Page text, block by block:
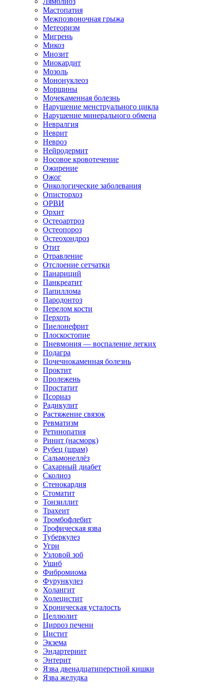
Мастопатия
Межпозвоночная грыжа
Метеоризм
Мигрень
Микоз
Миозит
Миокардит
Мозоль
Мононуклеоз
Морщины
Мочекаменная болезнь
Нарушение менструального цикла
Нарушение минерального обмена
Невралгия
Неврит
Невроз
Нейродермит
Носовое кровотечение
Ожирение
Ожог
Онкологические заболевания
Описторхоз
ОРВИ
Орхит
Остеоартроз
Остеопороз
Остеохондроз
Отит
Отравление
Отслоение сетчатки
Панариций
Панкреатит
Папиллома
Пародонтоз
Перелом кости
Перхоть
Пиелонефрит
Плоскостопие
Пневмония — воспаление легких
Подагра
Почечнокаменная болезнь
Проктит
Пролежень
Простатит
Псориаз
Радикулит
Растяжение связок
Ревматизм
Ретинопатия
Ринит (насморк)
Рубец (шрам)
Сальмонеллёз
Сахарный диабет
Сколиоз
Стенокардия
Стоматит
Тонзиллит
Трахеит
Тромбофлебит
Трофическая язва
Туберкулез
Угри
Узловой зоб
Ушиб
Фибромиома
Фурункулез
Холангит
Холецистит
Хроническая усталость
Целлюлит
Цирроз печени
Цистит
Экзема
Эндартериит
Энтерит
Язва двенадцатиперстной кишки
Язва желудка